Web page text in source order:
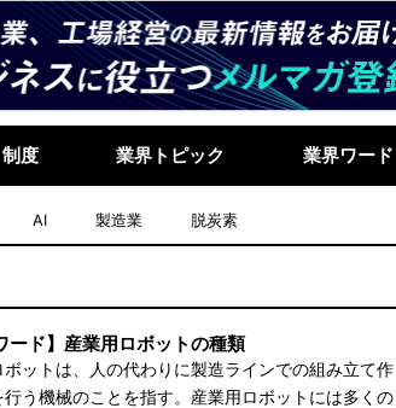
度 業界トピック 業界ワード
AI 製造業 脱炭素
ボットは、人の代わりに製造ラインでの組み立て作
行う機械のことを指す。産業用ロボットには多くの
ード】産業用ロボットの種類